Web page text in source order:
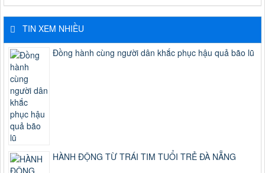
TIN XEM NHIỀU
Đồng hành cùng người dân khắc phục hậu quả bão lũ
HÀNH ĐỘNG TỪ TRÁI TIM TUỔI TRẺ ĐÀ NẴNG